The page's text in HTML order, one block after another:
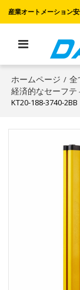
産業オートメーション
ホームページ / 全
経済的なセーフ
KT20-188-3740-